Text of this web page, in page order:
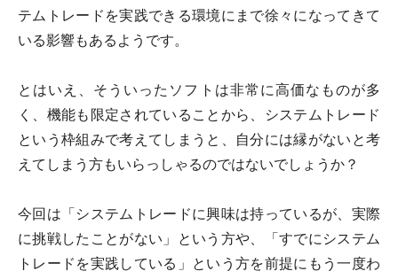
テムトレードを実践できる環境にまで徐々になってきて
いる影響もあるようです。
とはいえ、そういったソフトは非常に高価なものが多
く、機能も限定されていることから、システムトレード
という枠組みで考えてしまうと、自分には縁がないと考
えてしまう方もいらっしゃるのではないでしょうか？
今回は「システムトレードに興味は持っているが、実際
に挑戦したことがない」という方や、「すでにシステム
トレードを実践している」という方を前提にもう一度わ